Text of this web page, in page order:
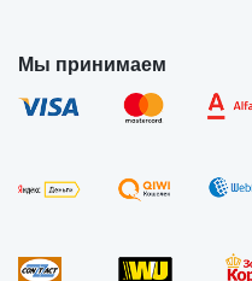
Мы принимаем